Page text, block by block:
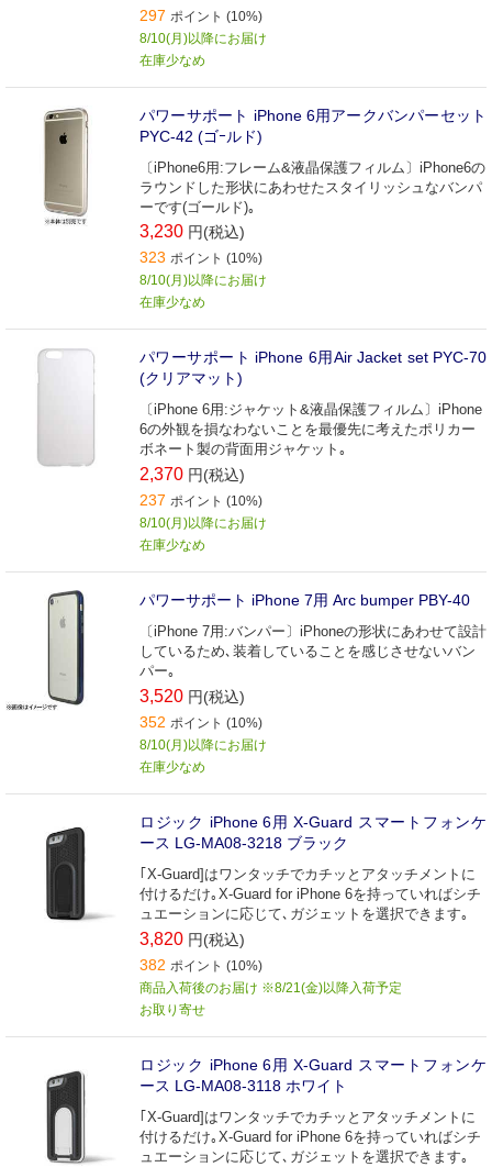
297 ポイント (10%)
8/10(月)以降にお届け
在庫少なめ
パワーサポート iPhone 6用アークバンパーセット
PYC‐42 (ゴｰルド)
〔iPhone6用:フレーム&液晶保護フィルム〕iPhone6の
ラウンドした形状にあわせたスタイリッシュなバンパ
ーです(ゴールド)｡
3,230 円(税込)
323 ポイント (10%)
8/10(月)以降にお届け
在庫少なめ
パワーサポート iPhone 6用Air Jacket set PYC‐70
(クリアマット)
〔iPhone 6用:ジャケット&液晶保護フィルム〕iPhone
6の外観を損なわないことを最優先に考えたポリカー
ボネート製の背面用ジャケット｡
2,370 円(税込)
237 ポイント (10%)
8/10(月)以降にお届け
在庫少なめ
パワーサポート iPhone 7用 Arc bumper PBY-40
〔iPhone 7用:バンパー〕iPhoneの形状にあわせて設計
しているため､装着していることを感じさせないバン
パー｡
3,520 円(税込)
352 ポイント (10%)
8/10(月)以降にお届け
在庫少なめ
ロジック iPhone 6用 X-Guard スマートフォンケ
ース LG-MA08-3218 ブラック
｢X-Guard]はワンタッチでカチッとアタッチメントに
付けるだけ｡X-Guard for iPhone 6を持っていればシチ
ュエーションに応じて､ガジェットを選択できます｡
3,820 円(税込)
382 ポイント (10%)
商品入荷後のお届け ※8/21(金)以降入荷予定
お取り寄せ
ロジック iPhone 6用 X-Guard スマートフォンケ
ース LG-MA08-3118 ホワイト
｢X-Guard]はワンタッチでカチッとアタッチメントに
付けるだけ｡X-Guard for iPhone 6を持っていればシチ
ュエーションに応じて､ガジェットを選択できます｡